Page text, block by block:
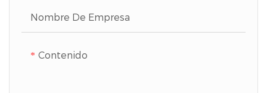
Nombre De Empresa
Contenido